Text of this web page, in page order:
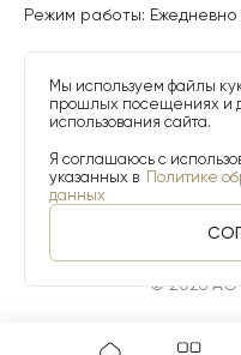
Режим работы: Ежедневно
© 2026 АО
Мы используем файлы
прошлых посещениях и
использования сайта.
Я соглашаюсь с
указанных в Политике
данных